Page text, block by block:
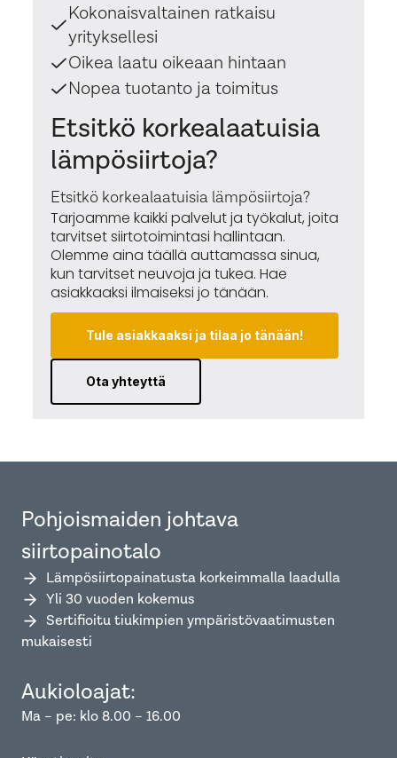
Kokonaisvaltainen ratkaisu
yrityksellesi
Oikea laatu oikeaan hintaan
Nopea tuotanto ja toimitus
Etsitkö korkealaatuisia
lämpösiirtoja?
Etsitkö korkealaatuisia lämpösiirtoja?
Tarjoamme kaikki palvelut ja työkalut, joita
tarvitset siirtotoimintasi hallintaan.
Olemme aina täällä auttamassa sinua,
kun tarvitset neuvoja ja tukea. Hae
asiakkaaksi ilmaiseksi jo tänään.
Tule asiakkaaksi ja tilaa jo tänään!
Ota yhteyttä
Pohjoismaiden johtava
siirtopainotalo
Lämpösiirtopainatusta korkeimmalla laadulla
Yli 30 vuoden kokemus
Sertifioitu tiukimpien ympäristövaatimusten
mukaisesti
Aukioloajat:
Ma – pe: klo 8.00 – 16.00